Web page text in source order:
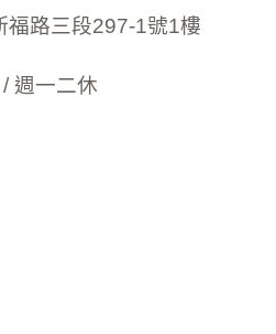
福路三段297-1號1樓
週一二休